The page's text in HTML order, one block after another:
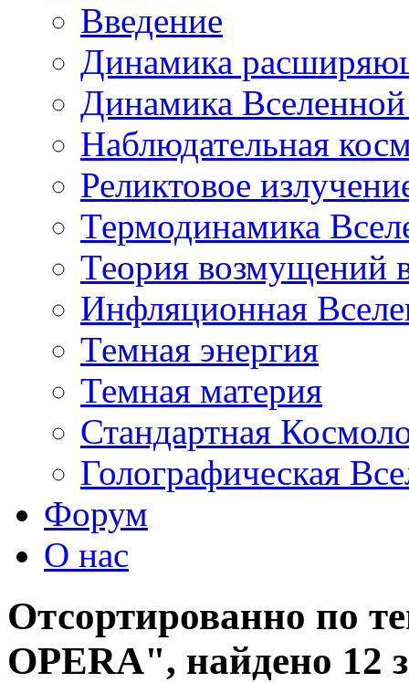
Введение
Динамика
Динамика
Наблюдательная
Реликтовое
Термодинамика
Теория возмущений
Инфляционная
Темная энергия
Темная материя
Стандартная
Голографическая
Форум
О нас
Отсортированно по
OPERA", найдено 12